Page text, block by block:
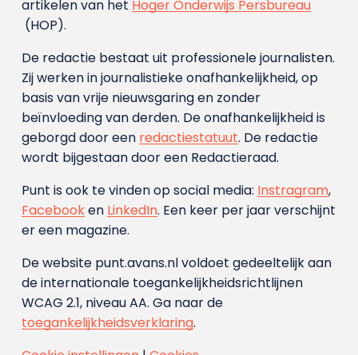
artikelen van het Hoger Onderwijs Persbureau
(HOP).
De redactie bestaat uit professionele journalisten.
Zij werken in journalistieke onafhankelijkheid, op
basis van vrije nieuwsgaring en zonder
beïnvloeding van derden. De onafhankelijkheid is
geborgd door een redactiestatuut. De redactie
wordt bijgestaan door een Redactieraad.
Punt is ook te vinden op social media: Instragram,
Facebooken LinkedIn. Een keer per jaar verschijnt
er een magazine.
De website punt.avans.nl voldoet gedeeltelijk aan
de internationale toegankelijkheidsrichtlijnen
WCAG 2.1, niveau AA. Ga naar de
toegankelijkheidsverklaring.